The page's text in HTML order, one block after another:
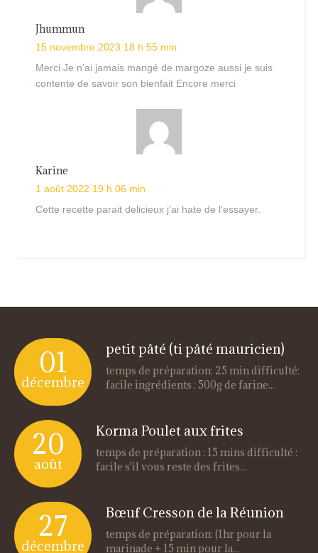
Jhummun
15 novembre 2023 18 h 55 min
Merci Je n'ai jamais mangé de margoze aussi je suis
contente de savoir son bienfait Encore merci
Karine
1 août 2022 19 h 06 min
Cette recette parait delicieux j’ai hate de l’essayer.
01
décembre
petit pâté (ti pâté mauricien)
temps de préparation: 25 min difficulté:
facile ingrédients : 500g de farine...
20
août
Korma Poulet aux frites
temps de préparation : 15 mins difficulté :
facile s'il vous reste des frites...
27
décembre
Bœuf Cresson de la Réunion
temps de préparation: (1hr pour la
marinade + 15 min pour la...